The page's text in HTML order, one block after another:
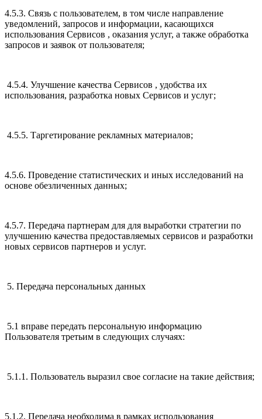
4.5.3. Связь с пользователем, в том числе направление
уведомлений, запросов и информации, касающихся
использования Сервисов , оказания услуг, а также обработка
запросов и заявок от пользователя;
4.5.4. Улучшение качества Сервисов , удобства их
использования, разработка новых Сервисов и услуг;
4.5.5. Таргетирование рекламных материалов;
4.5.6. Проведение статистических и иных исследований на
основе обезличенных данных;
4.5.7. Передача партнерам для для выработки стратегии по
улучшению качества предоставляемых сервисов и разработки
новых сервисов партнеров и услуг.
5. Передача персональных данных
5.1 вправе передать персональную информацию
Пользователя третьим в следующих случаях:
5.1.1. Пользователь выразил свое согласие на такие действия;
5.1.2. Передача необходима в рамках использования